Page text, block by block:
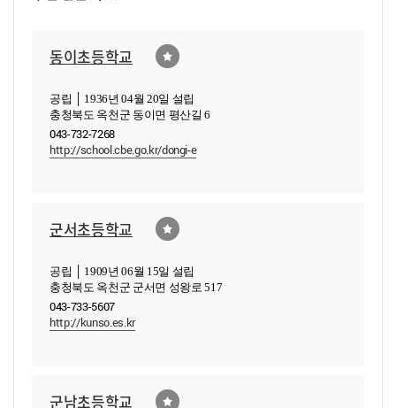
동이초등학교
공립 │ 1936년 04월 20일 설립
충청북도 옥천군 동이면 평산길 6
043-732-7268
http://school.cbe.go.kr/dongi-e
군서초등학교
공립 │ 1909년 06월 15일 설립
충청북도 옥천군 군서면 성왕로 517
043-733-5607
http://kunso.es.kr
군남초등학교